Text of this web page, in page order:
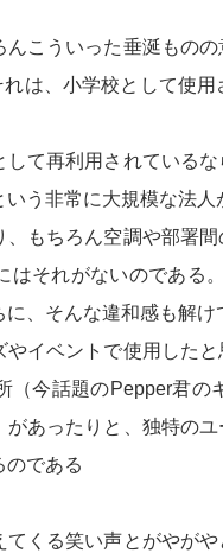
こういった垂涎もの
は、小学校として使用
て再利用されている
う非常に大規模な法人
もちろん空調や部署
はそれがないのである
、そんな違和感も解け
やイベントで使用した
（今話題のPepper君
あったりと、独特の
のである
くる笑い声とがやが